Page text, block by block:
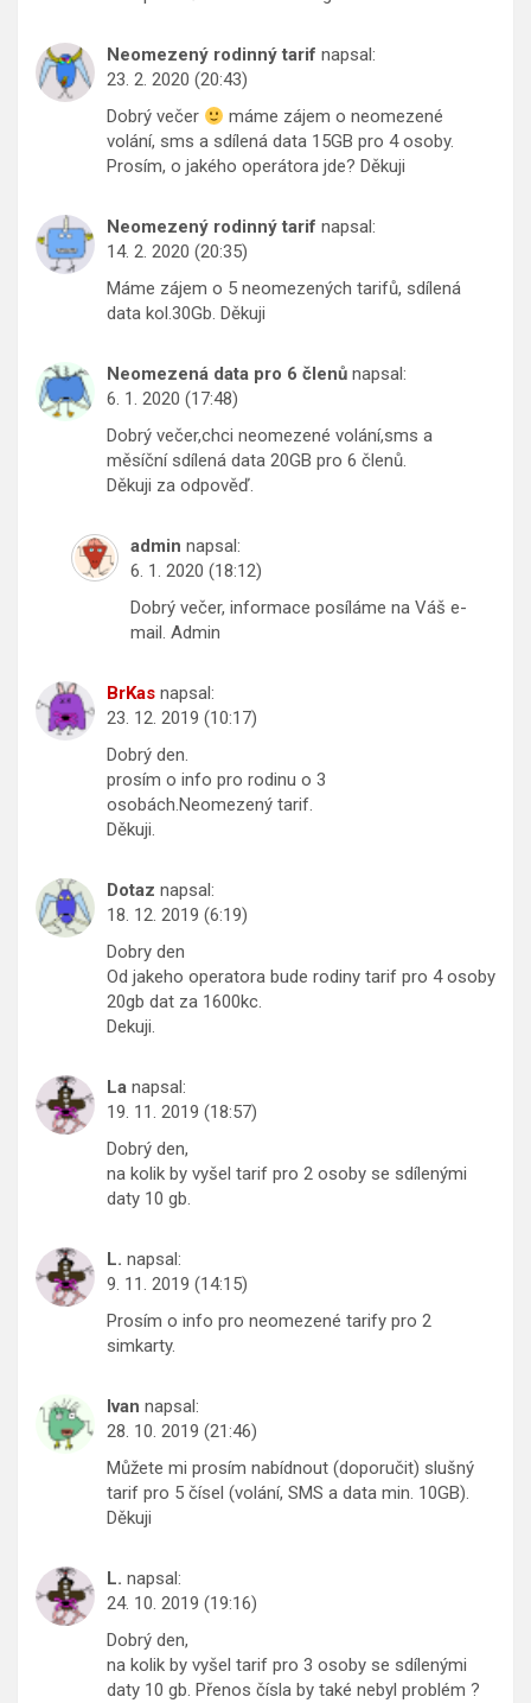
Neomezený rodinný tarif napsal:
23. 2. 2020 (20:43)
Dobrý večer
máme zájem o neomezené
volání, sms a sdílená data 15GB pro 4 osoby.
Prosím, o jakého operátora jde? Děkuji
Neomezený rodinný tarif napsal:
14. 2. 2020 (20:35)
Máme zájem o 5 neomezených tarifů, sdílená
data kol.30Gb. Děkuji
Neomezená data pro 6 členů napsal:
6. 1. 2020 (17:48)
Dobrý večer,chci neomezené volání,sms a
měsíční sdílená data 20GB pro 6 členů.
Děkuji za odpověď.
admin napsal:
6. 1. 2020 (18:12)
Dobrý večer, informace posíláme na Váš e-
mail. Admin
BrKas napsal:
23. 12. 2019 (10:17)
Dobrý den.
prosím o info pro rodinu o 3
osobách.Neomezený tarif.
Děkuji.
Dotaz napsal:
18. 12. 2019 (6:19)
Dobry den
Od jakeho operatora bude rodiny tarif pro 4 osoby
20gb dat za 1600kc.
Dekuji.
La napsal:
19. 11. 2019 (18:57)
Dobrý den,
na kolik by vyšel tarif pro 2 osoby se sdílenými
daty 10 gb.
L. napsal:
9. 11. 2019 (14:15)
Prosím o info pro neomezené tarify pro 2
simkarty.
Ivan napsal:
28. 10. 2019 (21:46)
Můžete mi prosím nabídnout (doporučit) slušný
tarif pro 5 čísel (volání, SMS a data min. 10GB).
Děkuji
L. napsal:
24. 10. 2019 (19:16)
Dobrý den,
na kolik by vyšel tarif pro 3 osoby se sdílenými
daty 10 gb. Přenos čísla by také nebyl problém ?